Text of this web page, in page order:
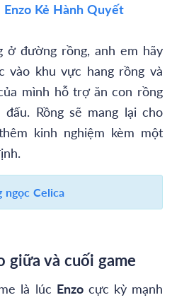
Enzo Kẻ Hành Quyết
ở đường rồng, anh em hãy
vào khu vực hang rồng và
mình hỗ trợ ăn con rồng
Rồng sẽ mang lại cho
kinh nghiệm kèm một
ngọc Celica
giữa và cuối game
là lúc Enzocực kỳ mạnh